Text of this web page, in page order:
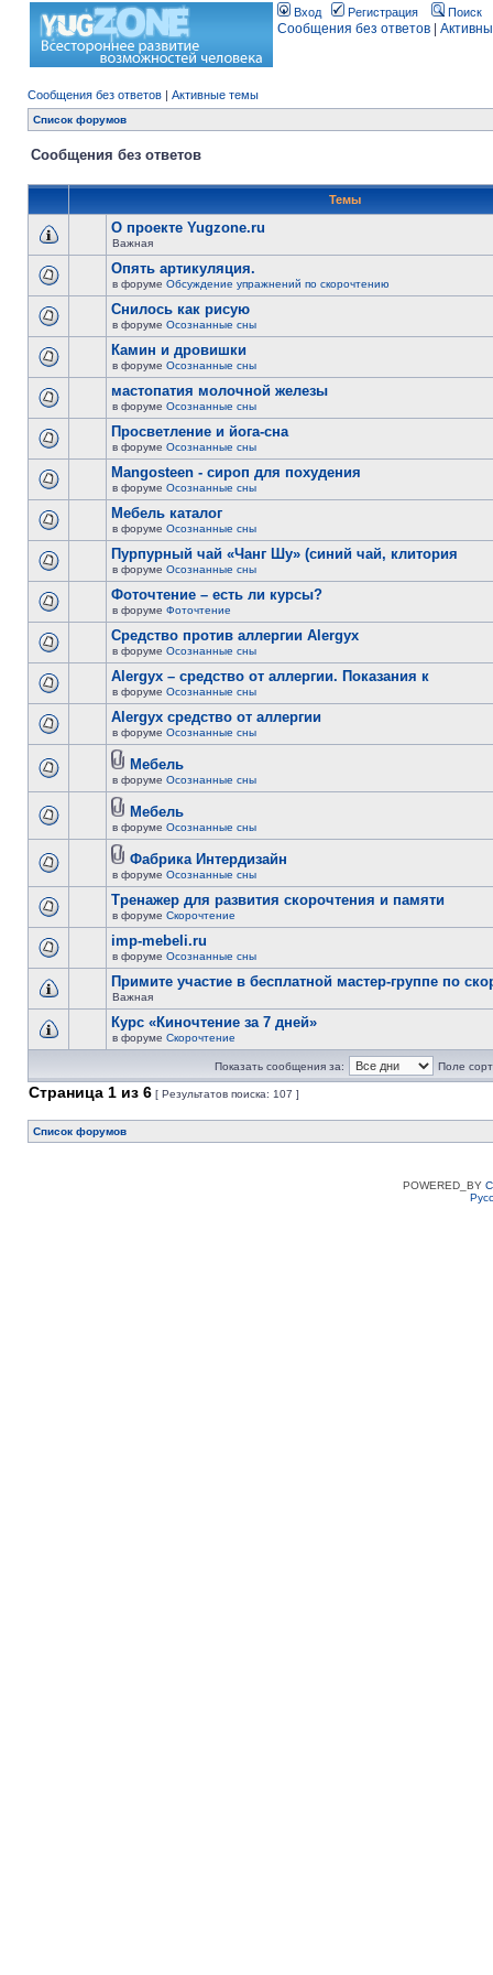
Вход Регистрация Поиск
Сообщения без ответов
Сообщения без ответов | Активные темы
Список форумов
Сообщения без ответов
Темы
О проекте Yugzone.ru
Важная
Опять артикуляция.
в форуме Обсуждение упражнений по скорочтению
Снилось как рисую
в форуме Осознанные сны
Камин и дровишки
в форуме Осознанные сны
мастопатия молочной железы
в форуме Осознанные сны
Просветление и йога-сна
в форуме Осознанные сны
Mangosteen - сироп для похудения
в форуме Осознанные сны
Мебель каталог
в форуме Осознанные сны
Пурпурный чай «Чанг Шу» (синий чай, клитория
в форуме Осознанные сны
Фоточтение – есть ли курсы?
в форуме Фоточтение
Cредство против аллергии Alergyx
в форуме Осознанные сны
Alergyx – средство от аллергии. Показания к
в форуме Осознанные сны
Alergyx средство от аллергии
в форуме Осознанные сны
Мебель
в форуме Осознанные сны
Мебель
в форуме Осознанные сны
Фабрика Интердизайн
в форуме Осознанные сны
Тренажер для развития скорочтения и памяти
в форуме Скорочтение
imp-mebeli.ru
в форуме Осознанные сны
Примите участие в бесплатной мастер-группе по
Важная
Курс «Киночтение за 7 дней»
в форуме Скорочтение
Показать сообщения за: Поле
Страница 1 из 6 [ Результатов поиска: 107 ]
Список форумов
POWERED_BY